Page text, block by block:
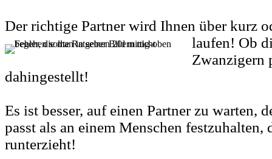
Der richtige Partner wird Ihnen über kurz
laufen! Ob
Zwanzigern
dahingestellt!
Es ist besser, auf einen Partner zu warten,
passt als an einem Menschen festzuhalten,
runterzieht!